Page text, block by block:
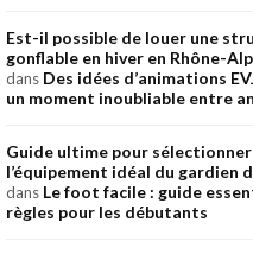
Est-il possible de louer une
gonflable en hiver en Rhône-
dans Des idées d’animations
un moment inoubliable entre
Guide ultime pour sélectionner
l’équipement idéal du gardien
dans Le foot facile : guide
règles pour les débutants